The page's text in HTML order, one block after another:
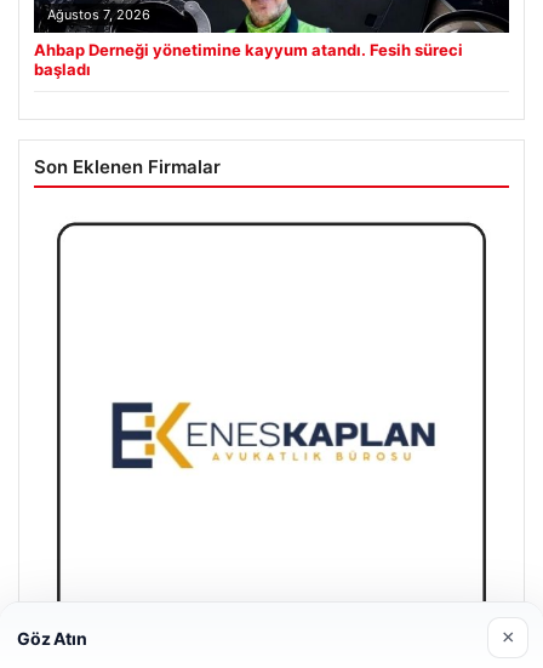
Ağustos 7, 2026
Ahbap Derneği yönetimine kayyum atandı. Fesih süreci
başladı
Son Eklenen Firmalar
Göz Atın ×